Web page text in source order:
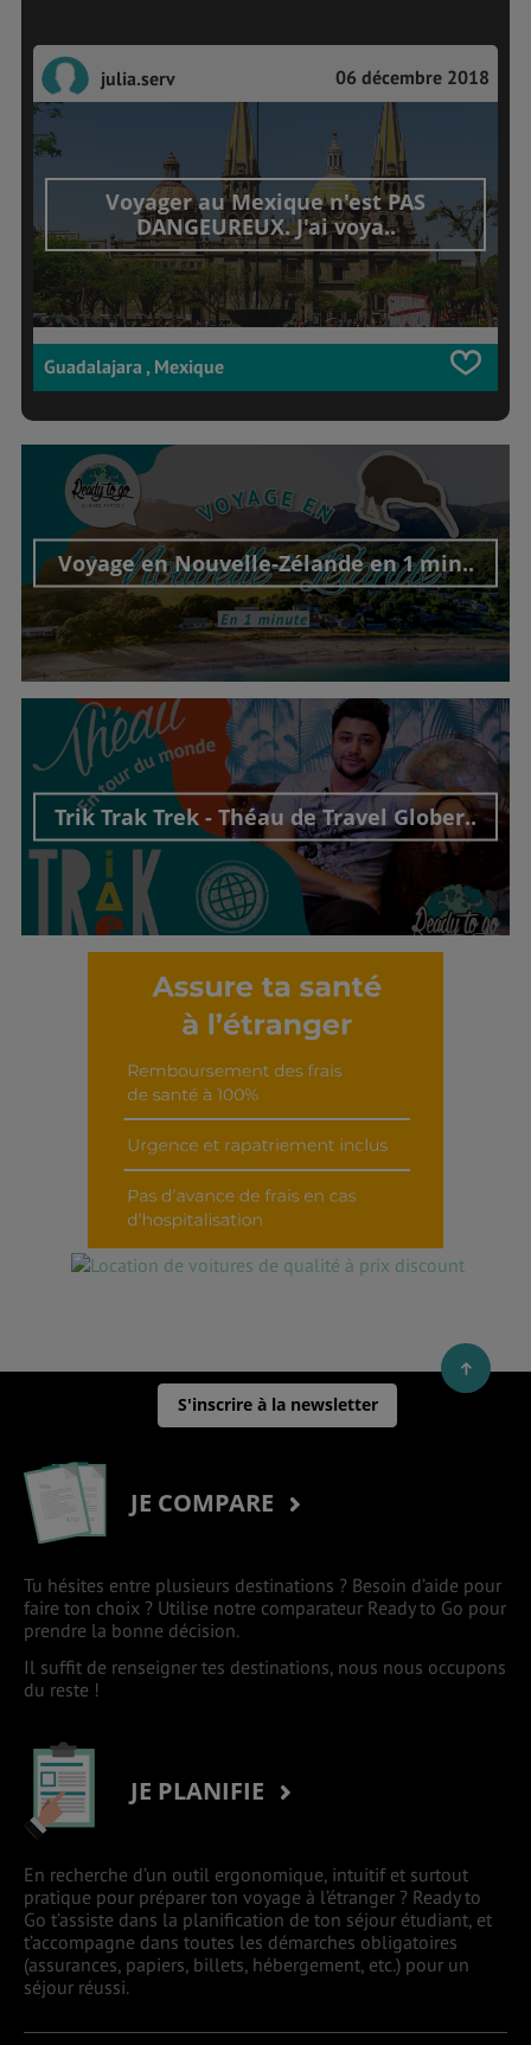
julia.serv 06 décembre 2018
Voyager au Mexique n'est PAS
DANGEUREUX. J'ai voya..
Guadalajara , Mexique
Voyage en Nouvelle-Zélande en 1 min..
Découvrir cet interview
Trik Trak Trek - Théau de Travel Glober..
Découvrir cet interview
S'inscrire à la newsletter
JE COMPARE
Tu hésites entre plusieurs destinations ? Besoin d’aide pour
faire ton choix ? Utilise notre comparateur Ready to Go pour
prendre la bonne décision.
Il suffit de renseigner tes destinations, nous nous occupons
du reste !
JE PLANIFIE
En recherche d’un outil ergonomique, intuitif et surtout
pratique pour préparer ton voyage à l’étranger ? Ready to
Go t’assiste dans la planification de ton séjour étudiant, et
t’accompagne dans toutes les démarches obligatoires
(assurances, papiers, billets, hébergement, etc.) pour un
séjour réussi.